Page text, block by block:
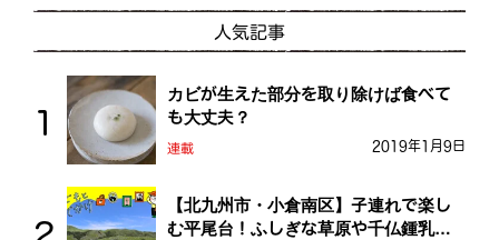
人気記事
カビが生えた部分を取り除けば食べて
も大丈夫？
連載 2019年1月9日
【北九州市・小倉南区】子連れで楽し
む平尾台！ふしぎな草原や千仏鍾乳洞